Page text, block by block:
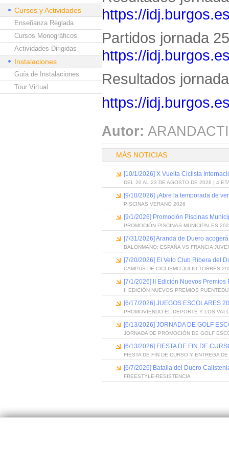
Cursos y Actividades
Enseñanza Reglada
Cursos Monográficos
Actividades Dirigidas
Instalaciones
Guía de Instalaciones
Tour Virtual
https://
Partidos jornada
https://
Resultados
https://
Autor:
MÁS NOTICIAS
[10/1/2026] X Vuelta Ciclista
DEL 20 AL 23 DE AGOSTO DE 2026 | 4
[9/10/2026] ¡Abre la temporada de
PISCINAS VERANO 2026
[9/1/2026] Promoción Piscinas
PROMOCIÓN PISCINAS MUNICIPALES
[7/31/2026] Aranda de Duero
BALONMANO: ESPAÑA VS FRANCIA
[7/20/2026] El Velo Club Ribera del
CAMPUS DE CICLISMO JULIO TORRES
[7/1/2026] II Edición Nuevos Premios
II EDICIÓN NUEVOS PREMIOS
[6/17/2026] JUEGOS ESCOLARES
PROMOVIENDO EL DEPORTE Y LOS
[6/13/2026] JORNADA DE GOLF
JORNADA DE PROMOCIÓN DE GOLF
[6/13/2026] FIESTA DE FIN DE
FIESTA DE FIN DE CURSO Y ENTREGA
[6/7/2026] Batalla del Duero
FREESTYLE-RESISTENCIA